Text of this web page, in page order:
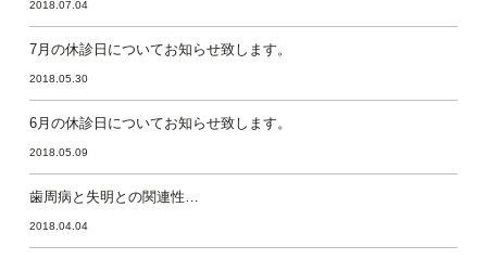
2018.07.04
7月の休診日についてお知らせ致します。
2018.05.30
6月の休診日についてお知らせ致します。
2018.05.09
歯周病と失明との関連性…
2018.04.04